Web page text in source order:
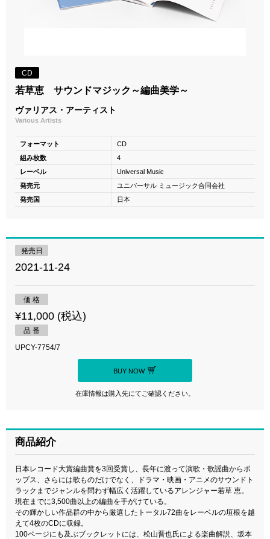
CD
若草恵 サウンドマジック～編曲美学～
ヴァリアス・アーティスト
Various Artists
フォーマット
CD
組み枚数
4
レーベル
Universal Music
発売元
ユニバーサル ミュージック合同会社
発売国
日本
発売日
2021-11-24
価 格
¥11,000 (税込)
品 番
UPCY-7754/7
BUY NOW
在庫情報は購入先にてご確認ください。
商品紹介
日本レコード大賞編曲賞を3回受賞し、長年に渡って演歌・歌謡曲からポ
ップス、さらには歌ものだけでなく、ドラマ・映画・アニメのサウンドト
ラックまでジャンルを問わず幅広く活躍しているアレンジャー若草 恵。
現在までに3,500曲以上の編曲を手がけている。
その輝かしい作品群の中から厳選したトータル72曲をレーベルの垣根を越
えて4枚のCDに収録。
100ページにも及ぶブックレットには、松山晋也氏による楽曲解説、坂本